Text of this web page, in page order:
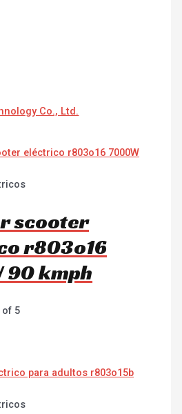
Co., Ltd.
scooter
r803o16
90 kmph
5